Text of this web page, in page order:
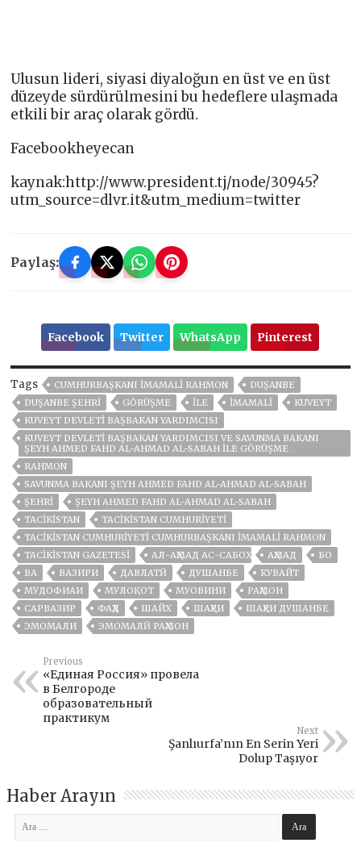
Ulusun lideri, siyasi diyaloğun en üst ve en üst
düzeyde sürdürülmesini bu hedeflere ulaşmada
etkili bir araç olarak gördü.
Facebookheyecan
kaynak:http://www.president.tj/node/30945?
utm_source=dlvr.it&utm_medium=twitter
Paylaş:
Facebook Twitter WhatsApp Pinterest
Tags CUMHURBAŞKANI İMAMALI RAHMON
DUŞANBE
DUŞANBE ŞEHRI
GÖRÜŞME ILE İMAMALI
KUVEYT
KUVEYT DEVLETI BAŞBAKAN YARDIMCISI
KUVEYT DEVLETI BAŞBAKAN YARDIMCISI VE SAVUNMA BAKANI
ŞEYH AHMED FAHD AL-AHMAD AL-SABAH ILE GÖRÜŞME
RAHMON
SAVUNMA BAKANI ŞEYH AHMED FAHD AL-AHMAD AL-SABAH
ŞEHRİ
ŞEYH AHMED FAHD AL-AHMAD AL-SABAH
TACİKİSTAN
TACIKISTAN CUMHURIYETI
TACIKISTAN CUMHURIYETI CUMHURBAŞKANI İMAMALI RAHMON
TACIKISTAN GAZETESI
АЛ-АҲМАД АС-САБОҲ АҲМАД
БО
ВА
ВАЗИРИ ДАВЛАТӢ ДУШАНБЕ
КУВАЙТ
МУДОФИАИ
МУЛОҚОТ МУОВИНИ
РАҲМОН
САРВАЗИР
ФАҲД ШАЙХ ШАҲРИ
ШАҲРИ ДУШАНБЕ
ЭМОМАЛИ
ЭМОМАЛӢ РАҲМОН
Previous
«Единая Россия» провела
в Белгороде
образовательный
практикум
Next
Şanlıurfa’nın En Serin Yeri
Dolup Taşıyor
Haber Arayın